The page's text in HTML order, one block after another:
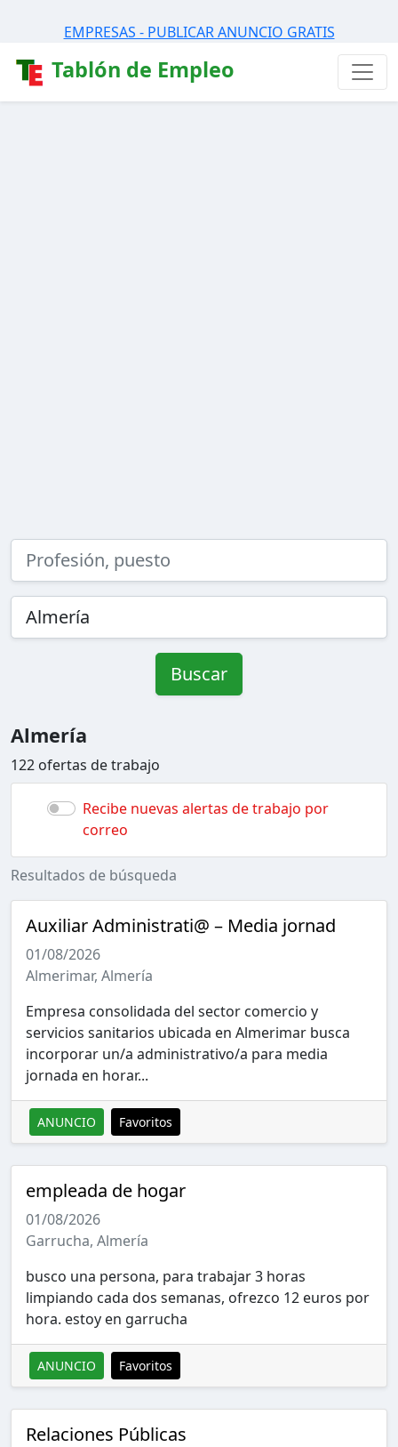
EMPRESAS - PUBLICAR ANUNCIO GRATIS
Tablón de Empleo
Buscar
Almería
122 ofertas de trabajo
Recibe nuevas alertas de trabajo por
correo
Resultados de búsqueda
Auxiliar Administrati@ – Media jornad
01/08/2026
Almerimar, Almería
Empresa consolidada del sector comercio y
servicios sanitarios ubicada en Almerimar busca
incorporar un/a administrativo/a para media
jornada en horar...
ANUNCIO Favoritos
empleada de hogar
01/08/2026
Garrucha, Almería
busco una persona, para trabajar 3 horas
limpiando cada dos semanas, ofrezco 12 euros por
hora. estoy en garrucha
ANUNCIO Favoritos
Relaciones Públicas